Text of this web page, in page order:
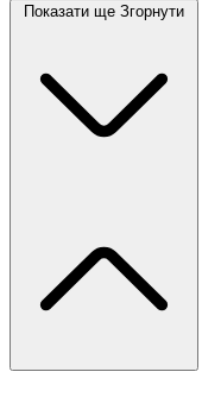
Показати ще Згорнути